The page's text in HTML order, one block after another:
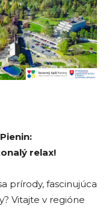
relax!
prírody, fascinujúca
Vitajte v regióne